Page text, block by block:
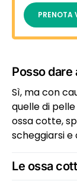
PRENOTA
Posso dare
Sì, ma con
quelle di
ossa cotte,
scheggiarsi e
Le ossa